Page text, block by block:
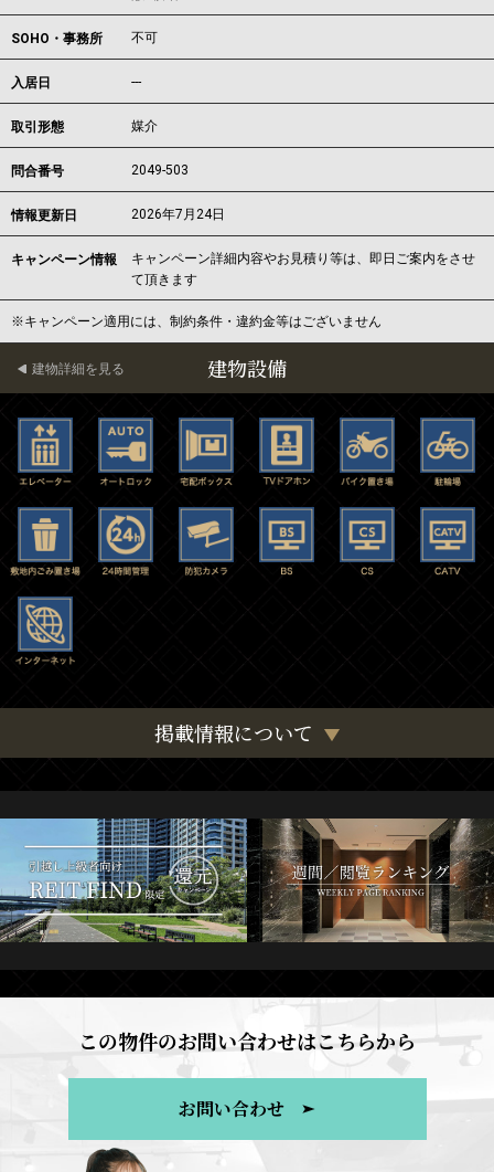
SOHO・事務所 不可
入居日 ---
取引形態 媒介
問合番号 2049-503
情報更新日 2026年7月24日
キャンペーン情報
キャンペーン詳細内容やお見積り等は、即日ご案内をさせ
て頂きます
※キャンペーン適用には、制約条件・違約金等はございません
建物設備
建物詳細を見る
掲載情報について
この物件のお問い合わせはこちらから
お問い合わせ